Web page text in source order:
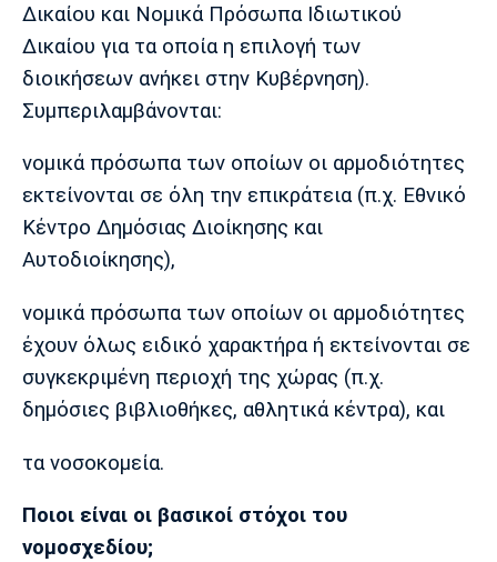
Μονακό
Ερυθρός
Αστέρας
Τότεναμ
Πόρτο Μπενφίκα
Δικαίου και Νομικά Πρόσωπα Ιδιωτικού
Δικαίου για τα οποία η επιλογή των
διοικήσεων ανήκει στην Κυβέρνηση).
Συμπεριλαμβάνονται:
νομικά πρόσωπα των οποίων οι αρμοδιότητες
εκτείνονται σε όλη την επικράτεια (π.χ. Εθνικό
Κέντρο Δημόσιας Διοίκησης και
Αυτοδιοίκησης),
νομικά πρόσωπα των οποίων οι αρμοδιότητες
έχουν όλως ειδικό χαρακτήρα ή εκτείνονται σε
συγκεκριμένη περιοχή της χώρας (π.χ.
δημόσιες βιβλιοθήκες, αθλητικά κέντρα), και
τα νοσοκομεία.
Ποιοι είναι οι βασικοί στόχοι του
νομοσχεδίου;